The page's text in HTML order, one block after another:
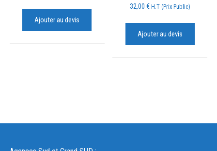
Ajouter au devis
32,00 € H.T (Prix Public)
Ajouter au devis